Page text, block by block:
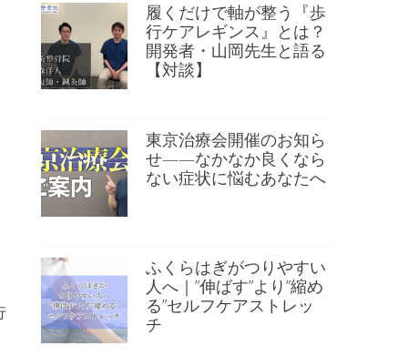
履くだけで軸が整う『歩
行ケアレギンス』とは？
開発者・山岡先生と語る
【対談】
東京治療会開催のお知ら
せ——なかなか良くなら
ない症状に悩むあなたへ
ふくらはぎがつりやすい
人へ｜”伸ばす”より”縮め
る”セルフケアストレッ
チ